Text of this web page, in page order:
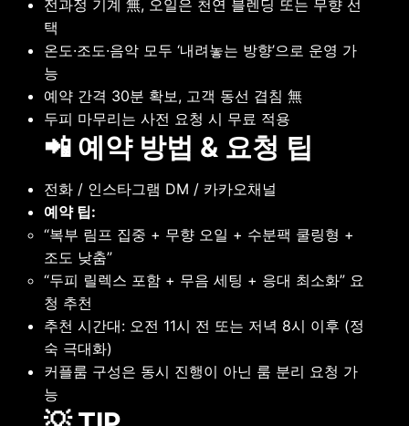
전과정 기계 無, 오일은 천연 블렌딩 또는 무향 선
택
온도·조도·음악 모두 ‘내려놓는 방향’으로 운영 가
능
예약 간격 30분 확보, 고객 동선 겹침 無
두피 마무리는 사전 요청 시 무료 적용
📲 예약 방법 & 요청 팁
전화 / 인스타그램 DM / 카카오채널
예약 팁:
“복부 림프 집중 + 무향 오일 + 수분팩 쿨링형 +
조도 낮춤”
“두피 릴렉스 포함 + 무음 세팅 + 응대 최소화” 요
청 추천
추천 시간대: 오전 11시 전 또는 저녁 8시 이후 (정
숙 극대화)
커플룸 구성은 동시 진행이 아닌 룸 분리 요청 가
능